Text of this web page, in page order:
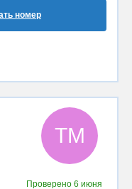
номер
ТМ
Проверено6 июня